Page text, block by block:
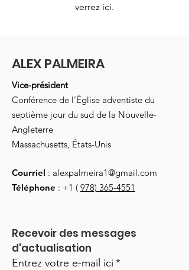
verrez ici.
ALEX PALMEIRA
Vice-président
Conférence de l'Église adventiste du
septième jour du sud de la Nouvelle-
Angleterre
Massachusetts, États-Unis
Courriel : alexpalmeira1@gmail.com
Téléphone : +1 ( 978) 365-4551
Recevoir des messages
d'actualisation
Entrez votre e-mail ici *